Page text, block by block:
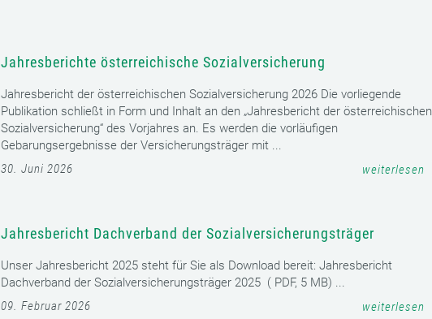
Jahresberichte österreichische Sozialversicherung
Jahresbericht der österreichischen Sozialversicherung 2026 Die vorliegende
Publikation schließt in Form und Inhalt an den „Jahresbericht der österreichischen
Sozialversicherung“ des Vorjahres an. Es werden die vorläufigen
Gebarungsergebnisse der Versicherungsträger mit ...
30. Juni 2026
weiterlesen
Jahresbericht Dachverband der Sozialversicherungsträger
Unser Jahresbericht 2025 steht für Sie als Download bereit: Jahresbericht
Dachverband der Sozialversicherungsträger 2025 ( PDF, 5 MB) ...
09. Februar 2026
weiterlesen